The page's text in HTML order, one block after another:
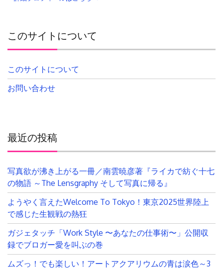
このサイトについて
このサイトについて
お問い合わせ
最近の投稿
写真欲が沸き上がる一冊／南雲暁彦著『ライカで紡ぐ十七
の物語 ～The Lensgraphy そして写真に帰る』
ようやく言えたWelcome To Tokyo！東京2025世界陸上
で感じた生観戦の熱狂
ガジェタッチ「Work Style 〜あなたの仕事術〜」公開収
録でブロガー愛を叫ぶの巻
ムズっ！でも楽しい！アートアクアリウムの青は涙色～3